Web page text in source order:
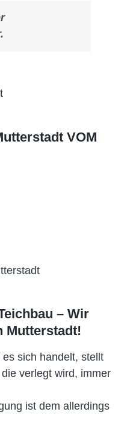
VOM
– Wir
Mutterstadt!
sich handelt, stellt
verlegt wird, immer
ist dem allerdings